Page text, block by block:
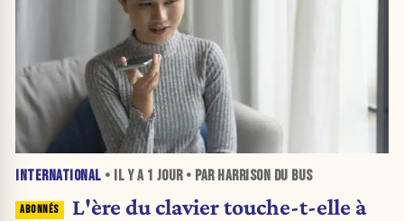
INTERNATIONAL • IL Y A 1 JOUR• PAR HARRISON DU BUS
L'ère du clavier touche-t-elle à